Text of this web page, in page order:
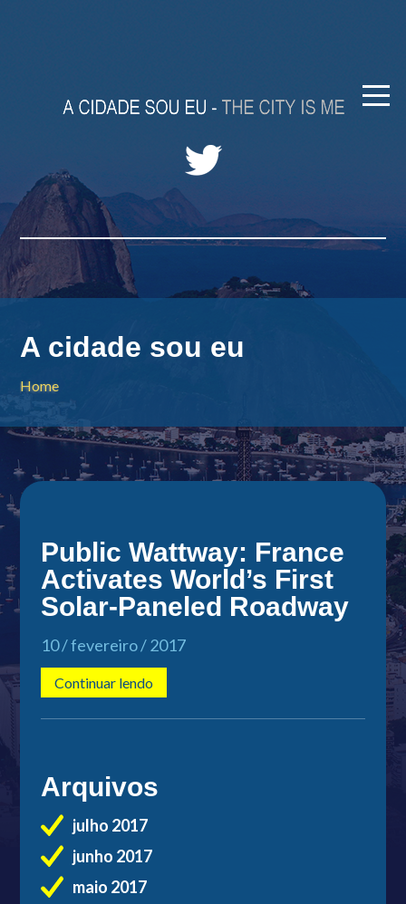
A cidade sou eu
Home
Public Wattway: France
Activates World’s First
Solar-Paneled Roadway
10 / fevereiro / 2017
Continuar lendo
Arquivos
julho 2017
junho 2017
maio 2017